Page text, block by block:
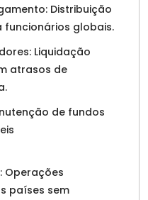
Distribuição
globais.
Liquidação
atrasos de
de fundos
Operações
países sem